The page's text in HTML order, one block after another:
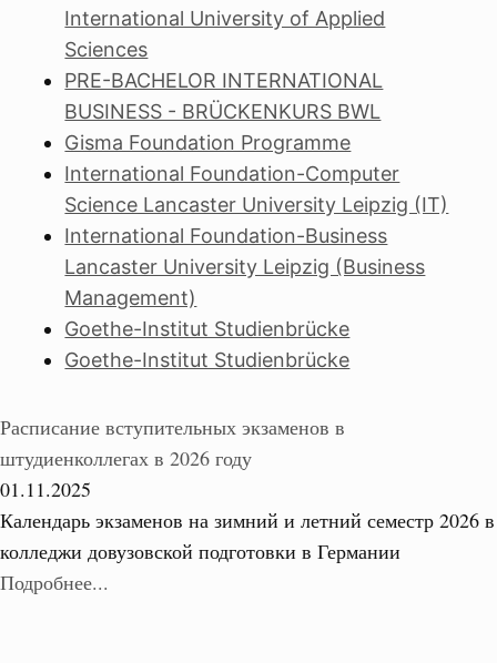
International University of Applied
Sciences
PRE-BACHELOR INTERNATIONAL
BUSINESS - BRÜCKENKURS BWL
Gisma Foundation Programme
International Foundation-Computer
Science Lancaster University Leipzig (IT)
International Foundation-Business
Lancaster University Leipzig (Business
Management)
Goethe-Institut Studienbrücke
Goethe-Institut Studienbrücke
Расписание вступительных экзаменов в
штудиенколлегах в 2026 году
01.11.2025
Календарь экзаменов на зимний и летний семестр 2026 в
колледжи довузовской подготовки в Германии
Подробнее...